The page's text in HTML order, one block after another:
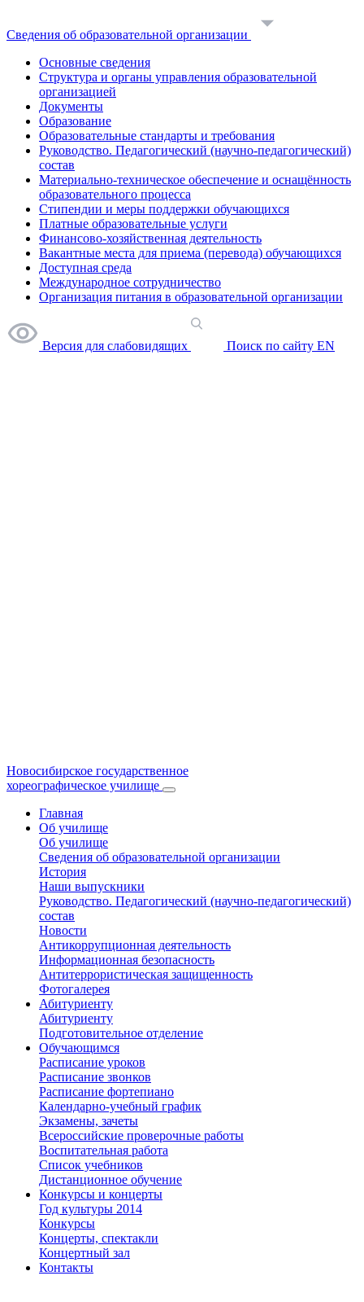
Сведения об образовательной организации
Основные сведения
Структура и органы управления образовательной
организацией
Документы
Образование
Образовательные стандарты и требования
Руководство. Педагогический (научно-педагогический)
состав
Материально-техническое обеспечение и оснащённость
образовательного процесса
Стипендии и меры поддержки обучающихся
Платные образовательные услуги
Финансово-хозяйственная деятельность
Вакантные места для приема (перевода) обучающихся
Доступная среда
Международное сотрудничество
Организация питания в образовательной организации
Версия для слабовидящих Поиск по сайту EN
Новосибирское государственное
хореографическое училище
Главная
Об училище
Об училище
Сведения об образовательной организации
История
Наши выпускники
Руководство. Педагогический (научно-педагогический)
состав
Новости
Антикоррупционная деятельность
Информационная безопасность
Антитеррористическая защищенность
Фотогалерея
Абитуриенту
Абитуриенту
Подготовительное отделение
Обучающимся
Расписание уроков
Расписание звонков
Расписание фортепиано
Календарно-учебный график
Экзамены, зачеты
Всероссийские проверочные работы
Воспитательная работа
Список учебников
Дистанционное обучение
Конкурсы и концерты
Год культуры 2014
Конкурсы
Концерты, спектакли
Концертный зал
Контакты